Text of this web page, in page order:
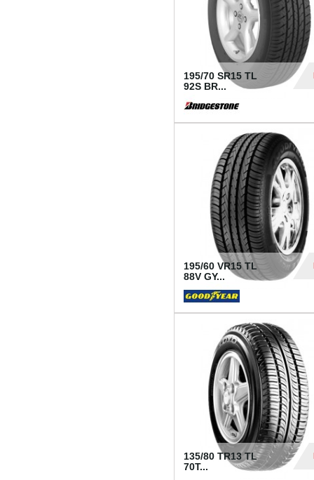
195/70 SR15 TL
92S BR...
195/60 VR15 TL
88V GY...
135/80 TR13 TL
70T...